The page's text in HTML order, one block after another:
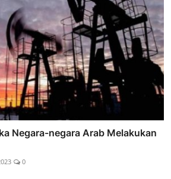
Negara-negara Arab Melakukan
0